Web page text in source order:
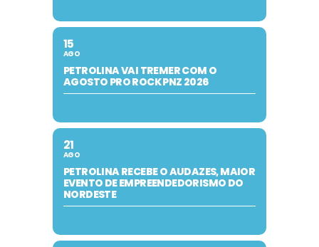
15
AGO
PETROLINA VAI TREMER COM O
AGOSTO PRO ROCK PNZ 2026
21
AGO
PETROLINA RECEBE O AUDAZES, MAIOR
EVENTO DE EMPREENDEDORISMO DO
NORDESTE